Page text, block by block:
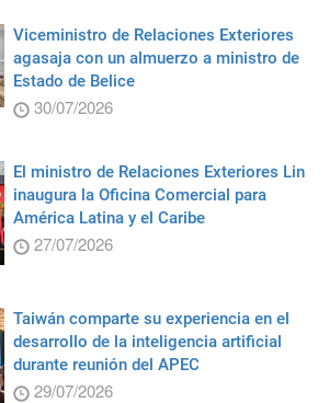
Viceministro de Relaciones Exteriores
agasaja con un almuerzo a ministro de
Estado de Belice
30/07/2026
El ministro de Relaciones Exteriores Lin
inaugura la Oficina Comercial para
América Latina y el Caribe
27/07/2026
Taiwán comparte su experiencia en el
desarrollo de la inteligencia artificial
durante reunión del APEC
29/07/2026